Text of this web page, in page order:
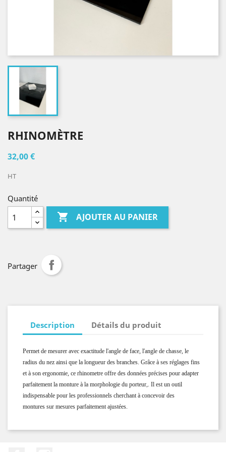
RHINOMÈTRE
32,00 €
HT
Quantité
 AJOUTER AU PANIER
Partager
Description Détails du produit
Permet de mesurer avec exactitude l'angle de face, l'angle de chasse, le
radius du nez ainsi que la longueur des branches. Grâce à ses réglages fins
et à son ergonomie, ce rhinometre offre des données précises pour adapter
parfaitement la monture à la morphologie du porteur,. Il est un outil
indispensable pour les professionnels cherchant à concevoir des
montures sur mesures parfaitement ajustées.